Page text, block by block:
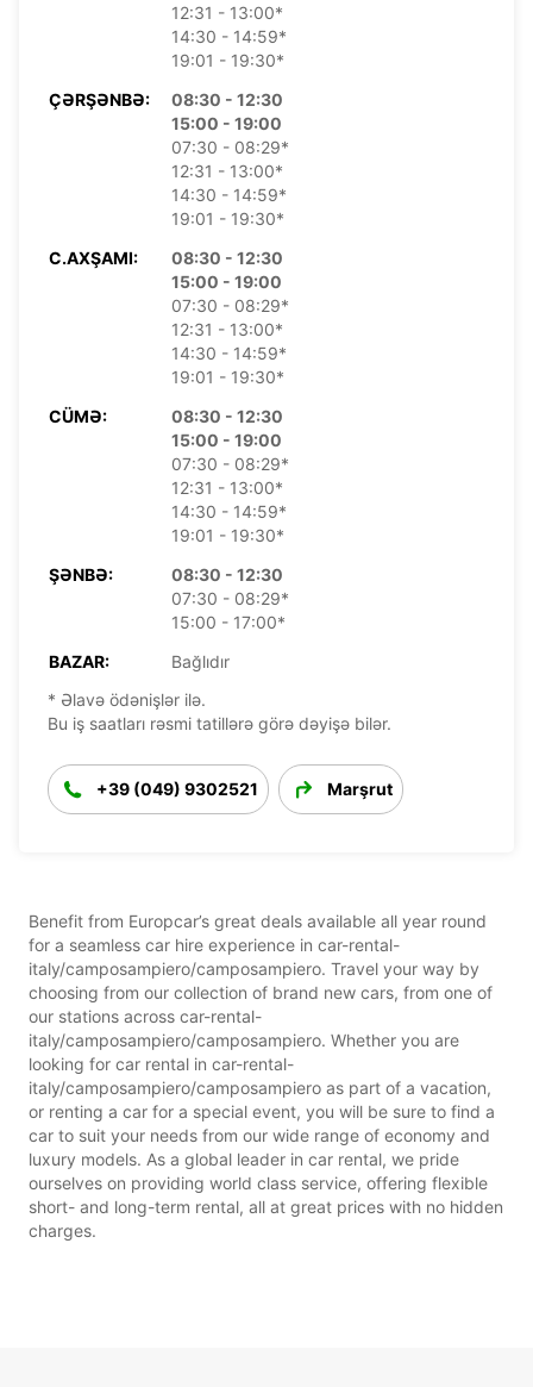
12:31 - 13:00*
14:30 - 14:59*
19:01 - 19:30*
ÇƏRŞƏNBƏ:
08:30 - 12:30
15:00 - 19:00
07:30 - 08:29*
12:31 - 13:00*
14:30 - 14:59*
19:01 - 19:30*
C.AXŞAMI:
08:30 - 12:30
15:00 - 19:00
07:30 - 08:29*
12:31 - 13:00*
14:30 - 14:59*
19:01 - 19:30*
CÜMƏ:
08:30 - 12:30
15:00 - 19:00
07:30 - 08:29*
12:31 - 13:00*
14:30 - 14:59*
19:01 - 19:30*
ŞƏNBƏ:
08:30 - 12:30
07:30 - 08:29*
15:00 - 17:00*
BAZAR:
Bağlıdır
* Əlavə ödənişlər ilə.
Bu iş saatları rəsmi tatillərə görə dəyişə bilər.
+39 (049) 9302521 Marşrut
Benefit from Europcar’s great deals available all year round
for a seamless car hire experience in car-rental-
italy/camposampiero/camposampiero. Travel your way by
choosing from our collection of brand new cars, from one of
our stations across car-rental-
italy/camposampiero/camposampiero. Whether you are
looking for car rental in car-rental-
italy/camposampiero/camposampiero as part of a vacation,
or renting a car for a special event, you will be sure to find a
car to suit your needs from our wide range of economy and
luxury models. As a global leader in car rental, we pride
ourselves on providing world class service, offering flexible
short- and long-term rental, all at great prices with no hidden
charges.